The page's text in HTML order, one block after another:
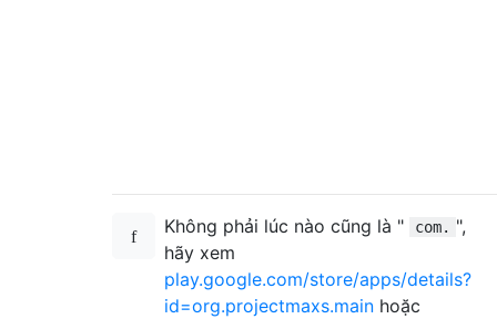
Không phải lúc nào cũng là " com. ",
hãy xem
play.google.com/store/apps/details?
id=org.projectmaxs.main hoặc